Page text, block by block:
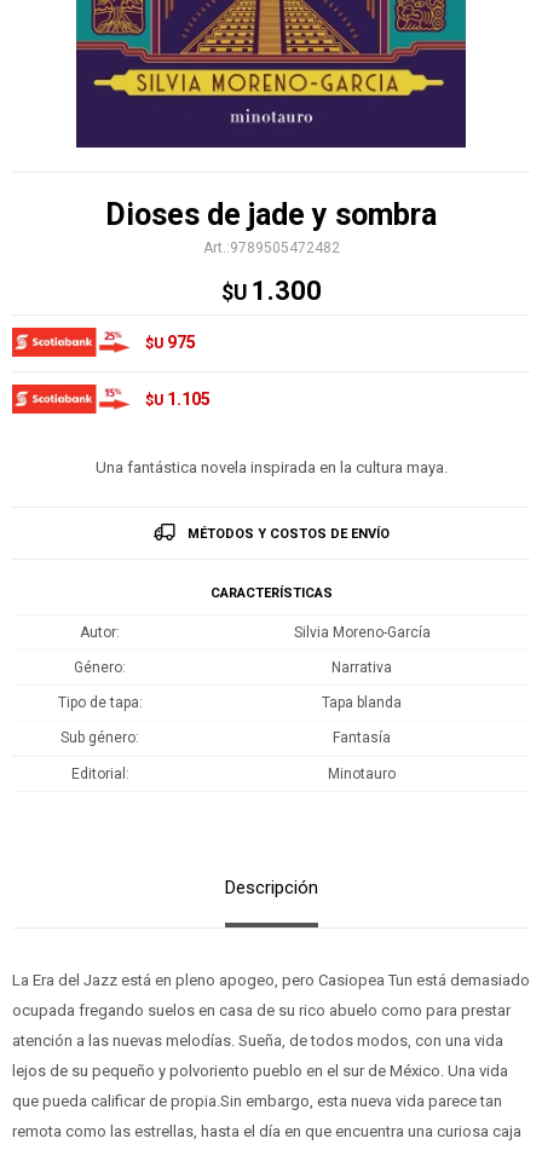
Dioses de jade y sombra
9789505472482
$U 1.300
$U 975
$U 1.105
Una fantástica novela inspirada en la cultura maya.
MÉTODOS Y COSTOS DE ENVÍO
CARACTERÍSTICAS
Autor Silvia Moreno-García
Género Narrativa
Tipo de tapa Tapa blanda
Sub género Fantasía
Editorial Minotauro
Descripción
La Era del Jazz está en pleno apogeo, pero Casiopea Tun está demasiado
ocupada fregando suelos en casa de su rico abuelo como para prestar
atención a las nuevas melodías. Sueña, de todos modos, con una vida
lejos de su pequeño y polvoriento pueblo en el sur de México. Una vida
que pueda calificar de propia.Sin embargo, esta nueva vida parece tan
remota como las estrellas, hasta el día en que encuentra una curiosa caja